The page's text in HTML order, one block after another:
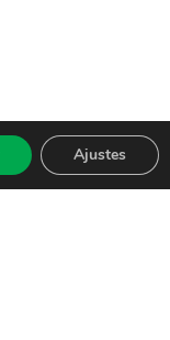
Ajustes